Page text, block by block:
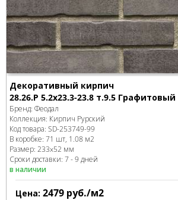
Декоративный кирпич
28.26.Р 5.2x23.3-23.8 т.9.5 Графитовый
Бренд: Феодал
Коллекция: Кирпич Рурский
Код товара: SD-253749-99
В коробке: 71 шт, 1.08 м2
Размер: 233x52 мм
Сроки доставки: 7 - 9 дней
в наличии
Цена: 2479 руб./м2